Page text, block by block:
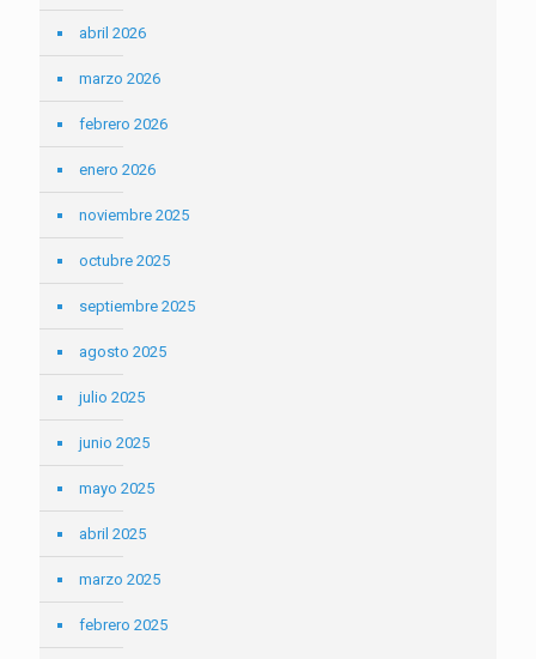
abril 2026
marzo 2026
febrero 2026
enero 2026
noviembre 2025
octubre 2025
septiembre 2025
agosto 2025
julio 2025
junio 2025
mayo 2025
abril 2025
marzo 2025
febrero 2025